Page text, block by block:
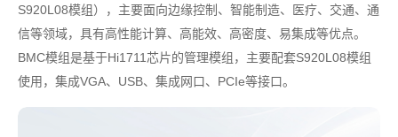
S920L08模组），主要面向边缘控制、智能制造、医疗、交通、通
信等领域，具有高性能计算、高能效、高密度、易集成等优点。
BMC模组是基于Hi1711芯片的管理模组，主要配套S920L08模组
使用，集成VGA、USB、集成网口、PCIe等接口。